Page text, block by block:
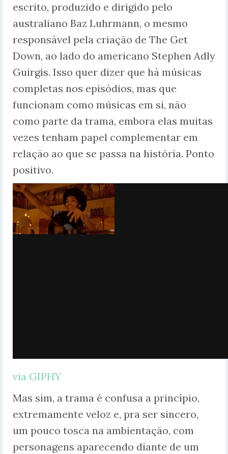
escrito, produzido e dirigido pelo
australiano Baz Luhrmann, o mesmo
responsável pela criação de The Get
Down, ao lado do americano Stephen Adly
Guirgis. Isso quer dizer que há músicas
completas nos episódios, mas que
funcionam como músicas em si, não
como parte da trama, embora elas muitas
vezes tenham papel complementar em
relação ao que se passa na história. Ponto
positivo.
via GIPHY
Mas sim, a trama é confusa a princípio,
extremamente veloz e, pra ser sincero,
um pouco tosca na ambientação, com
personagens aparecendo diante de um